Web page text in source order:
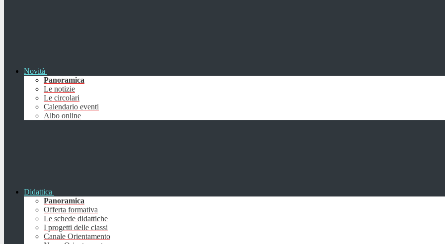
Novità
Panoramica
Le notizie
Le circolari
Calendario eventi
Albo online
Didattica
Panoramica
Offerta formativa
Le schede didattiche
I progetti delle classi
Canale Orientamento